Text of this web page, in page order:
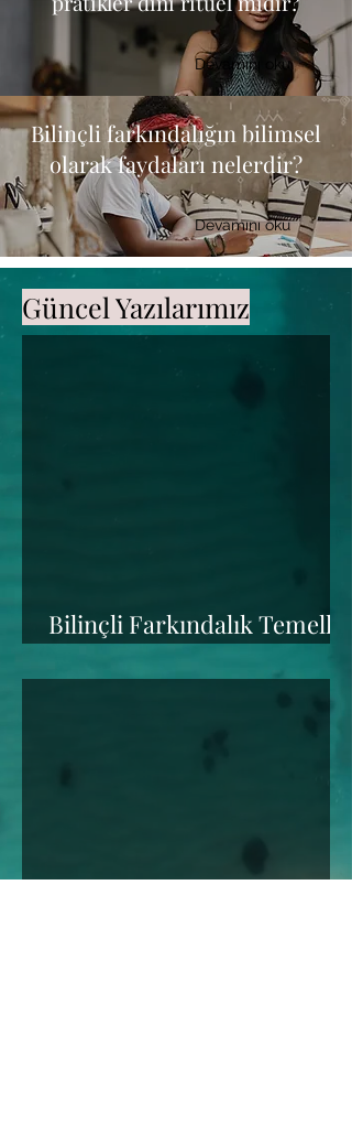
Devamını oku
Bilinçli farkındalığın bilimsel
olarak faydaları nelerdir?
Devamını oku
Güncel Yazılarımız
Bilinçli Farkındalık Temelli